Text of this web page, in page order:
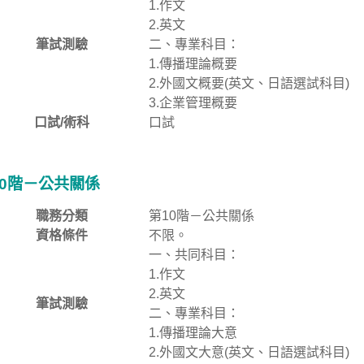
筆試測驗
1.作文
2.英文
二、專業科目：
1.傳播理論概要
2.外國文概要(英文、日語選試科目)
3.企業管理概要
口試/術科
口試
階－公共關係
職務分類
第10階－公共關係
資格條件
不限。
筆試測驗
一、共同科目：
1.作文
2.英文
二、專業科目：
1.傳播理論大意
2.外國文大意(英文、日語選試科目)